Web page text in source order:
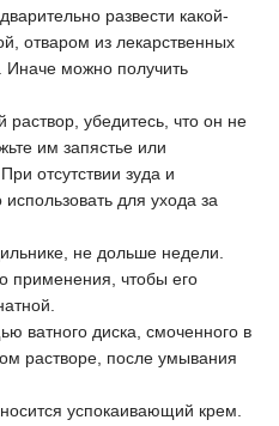
развести какой-
отваром из лекарственных
Иначе можно получить
убедитесь, что он не
им запястье или
отсутствии зуда и
для ухода за
не дольше недели.
применения, чтобы его
ватного диска, смоченного в
растворе, после умывания
успокаивающий крем.